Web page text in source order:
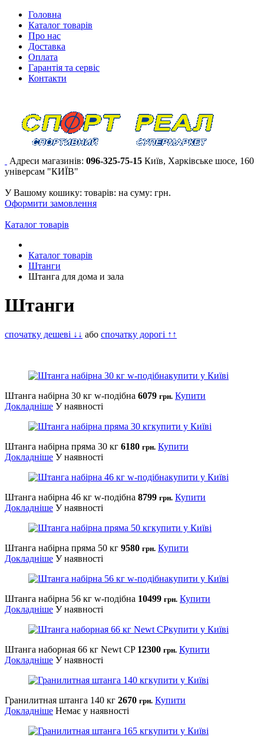
Головна
Каталог товарів
Про нас
Доставка
Оплата
Гарантія та сервіс
Контакти
Адреси магазинів: 096-325-75-15 Київ, Харківське шосе, 160
універсам "КИЇВ"
У Вашому кошику: товарів: на суму: грн.
Оформити замовлення
Каталог товарів
Каталог товарів
Штанги
Штанга для дома и зала
Штанги
спочатку дешеві ↓↓ або спочатку дорогі ↑↑
Штанга набірна 30 кг w-подібна 6079 грн. Купити
Докладніше У наявності
Штанга набірна пряма 30 кг 6180 грн. Купити
Докладніше У наявності
Штанга набірна 46 кг w-подібна 8799 грн. Купити
Докладніше У наявності
Штанга набірна пряма 50 кг 9580 грн. Купити
Докладніше У наявності
Штанга набірна 56 кг w-подібна 10499 грн. Купити
Докладніше У наявності
Штанга наборная 66 кг Newt CP 12300 грн. Купити
Докладніше У наявності
Гранилитная штанга 140 кг 2670 грн. Купити
Докладніше Немає у наявності